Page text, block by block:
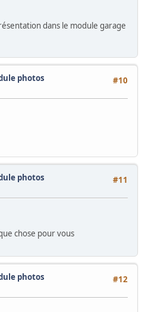
dans le module garage
#10
photos
#11
photos
chose pour vous
#12
photos